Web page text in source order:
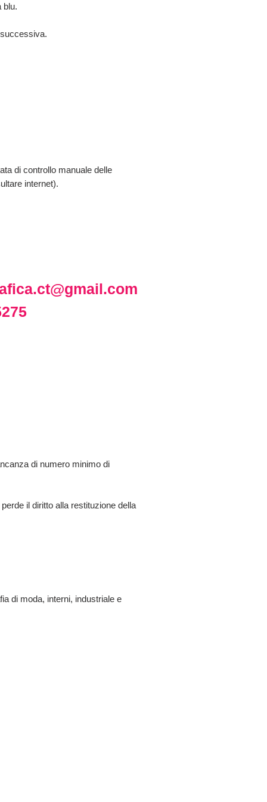
blu.
di controllo manuale delle
internet).
di numero minimo di
il diritto alla restituzione della
di moda, interni, industriale e